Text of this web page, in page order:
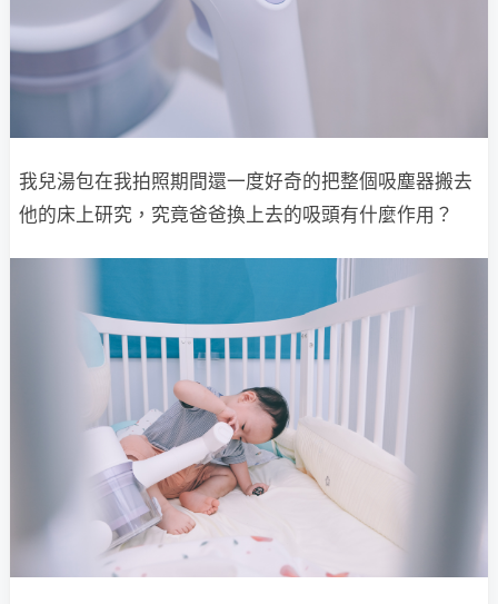
我兒湯包在我拍照期間還一度好奇的把整個吸塵器搬去
他的床上研究，究竟爸爸換上去的吸頭有什麼作用？